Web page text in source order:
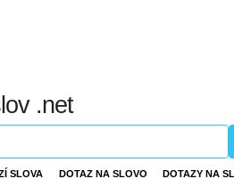
.net
SLOVA DOTAZ NA SLOVO DOTAZY NA